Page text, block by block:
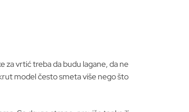
za vrtić treba da budu lagane, da ne
model često smeta više nego što